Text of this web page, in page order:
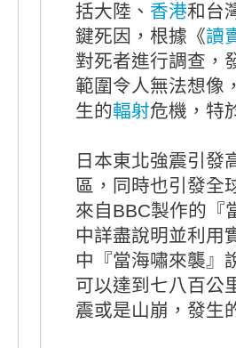
括大陸、 香港和台
鍵死因，根據《讀
對死者進行調查，
範圍令人無法想像
生的輻射危機，特
日本東北強震引發
區，同時也引發全
來自BBC製作的『
中詳盡說明並利用
中『當海嘯來襲』
可以達到七八百公
震或是山崩，發生